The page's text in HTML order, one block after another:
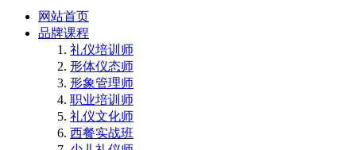
网站首页
品牌课程
礼仪培训师
形体仪态师
形象管理师
职业培训师
礼仪文化师
西餐实战班